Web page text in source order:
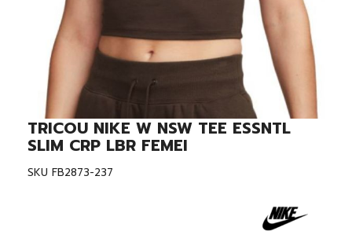
Skip
to
the
beginning
of
TRICOU NIKE W NSW TEE ESSNTL
SLIM CRP LBR FEMEI
SKU FB2873-237